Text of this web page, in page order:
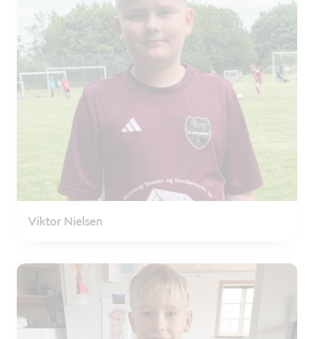
Viktor Nielsen